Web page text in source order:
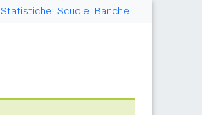
Statistiche Scuole Banche